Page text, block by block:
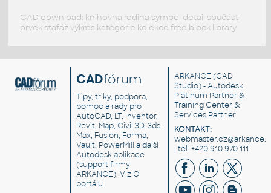
CAD download: knihovna rodina symbol detail součást
prvek stafáž výkres kategorie kolekce free block library
CADfórum
Tipy, triky, podpora,
pomoc a rady pro
AutoCAD, LT, Inventor,
Revit, Map, Civil 3D, 3ds
Max, Fusion, Forma,
Vault, PowerMill a další
Autodesk aplikace
(support firmy
ARKANCE). VizO
portálu.
ARKANCE (CAD
Studio) - Autodesk
Platinum Partner &
Training Center &
Services Partner
KONTAKT:
| tel. +420 910 970 111